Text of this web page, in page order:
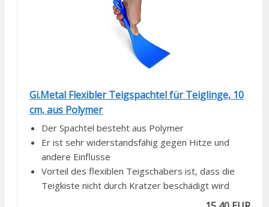
Gi.Metal Flexibler Teigspachtel für Teiglinge, 10
cm, aus Polymer
Der Spachtel besteht aus Polymer
Er ist sehr widerstandsfähig gegen Hitze und
andere Einflüsse
Vorteil des flexiblen Teigschabers ist, dass die
Teigkiste nicht durch Kratzer beschädigt wird